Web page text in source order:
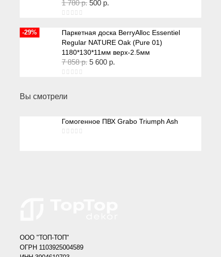
1 780р. 500 р.
Паркетная доска BerryAlloc Essentiel
Regular NATURE Oak (Pure 01)
1180*130*11мм верх-2.5мм
7 858р. 5 600 р.
-29%
Вы смотрели
Гомогенное ПВХ Grabo Triumph Ash
ООО "ТОП-ТОП"
ОГРН 1103925004589